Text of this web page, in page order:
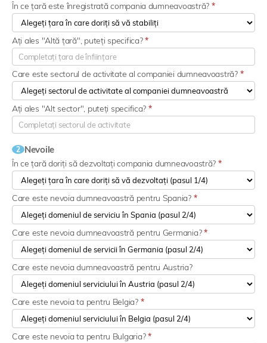
În ce țară este înregistrată compania dumneavoastră? *
Care este sectorul de activitate al companiei dumneavoastră? *
Ați ales "Altă țară", puteți specifica?*
Ați ales "Alt sector", puteți specifica? *
2 Nevoile
În ce țară doriți să dezvoltați compania dumneavoastră? *
Care este nevoia dumneavoastră pentru Spania? *
Care este nevoia dumneavoastră pentru Germania?*
Care este nevoia dumneavoastră pentru Austria?
Care este nevoia ta pentru Belgia? *
Care este nevoia ta pentru Bulgaria?*